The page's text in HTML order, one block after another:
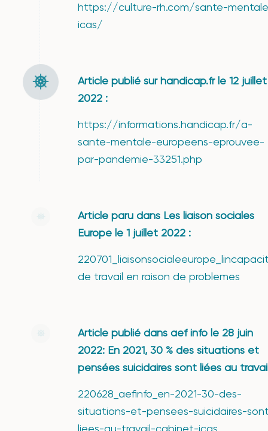
https://culture-rh.com/sante-
icas/
Article publié sur handicap.fr le 12 juillet
2022 :
https://informations.handicap.fr/a-
sante-mentale-europeens-eprouvee-
par-pandemie-33251.php
Article paru dans Les liaison sociales
Europe le 1 juillet 2022 :
de travail en raison de problemes
Article publié dans aef info le 28 juin
2022: En 2021, 30 % des situations et
pensées suicidaires sont liées au
220628_aefinfo_en-2021-30-des-
situations-et-pensees-suicidaires-
liees-au-travail-cabinet-icas